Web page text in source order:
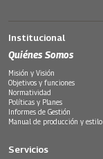
Institucional
Quiénes Somos
Misión y Visión
Objetivos y funciones
Normatividad
Políticas y Planes
Informes de Gestión
Manual de producción y estilo
Servicios